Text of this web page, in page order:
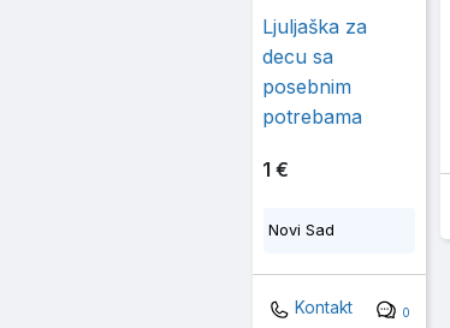
Ljuljaška za
decu sa
posebnim
potrebama
1 €
Novi Sad
Kontakt 0